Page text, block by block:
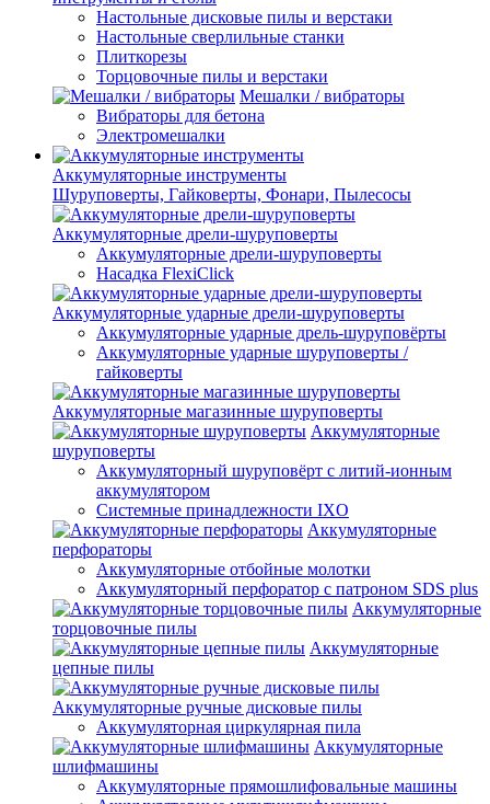
Настольные дисковые пилы и верстаки
Настольные сверлильные станки
Плиткорезы
Торцовочные пилы и верстаки
Мешалки / вибраторы
Вибраторы для бетона
Электромешалки
Аккумуляторные инструменты
Шуруповерты, Гайковерты, Фонари, Пылесосы
Аккумуляторные дрели-шуруповерты
Аккумуляторные дрели-шуруповерты
Насадка FlexiClick
Аккумуляторные ударные дрели-шуруповерты
Аккумуляторные ударные дрель-шуруповёрты
Аккумуляторные ударные шуруповерты /
гайковерты
Аккумуляторные магазинные шуруповерты
Аккумуляторные
шуруповерты
Аккумуляторный шуруповёрт с литий-ионным
аккумулятором
Системные принадлежности IXO
Аккумуляторные
перфораторы
Аккумуляторные отбойные молотки
Аккумуляторный перфоратор с патроном SDS plus
Аккумуляторные
торцовочные пилы
Аккумуляторные
цепные пилы
Аккумуляторные ручные дисковые пилы
Аккумуляторная циркулярная пила
Аккумуляторные
шлифмашины
Аккумуляторные прямошлифовальные машины